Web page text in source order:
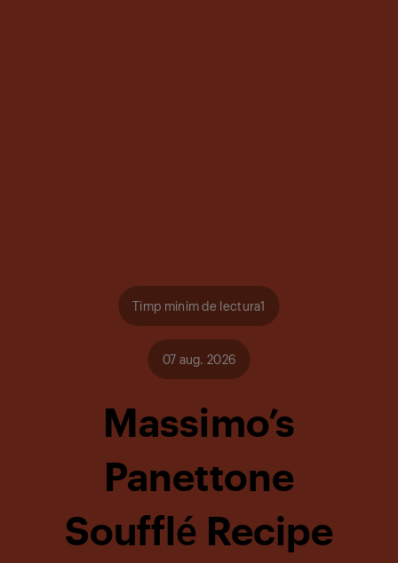
Timp minim de lectura1
07 aug. 2026
Massimo’s
Panettone
Soufflé Recipe